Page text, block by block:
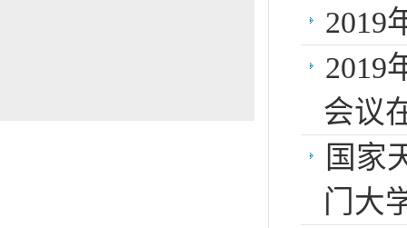
2019
2019
会议
国家
门大